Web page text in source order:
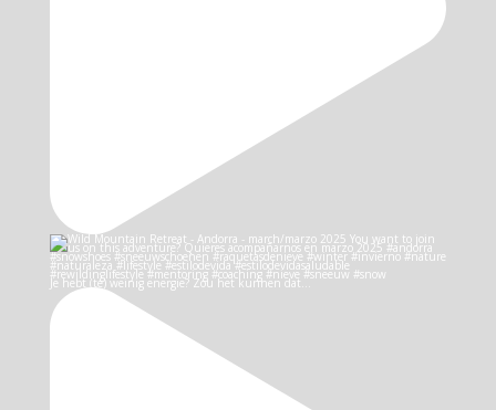
Je hebt (te) weinig energie? Zou het kunnen dat…